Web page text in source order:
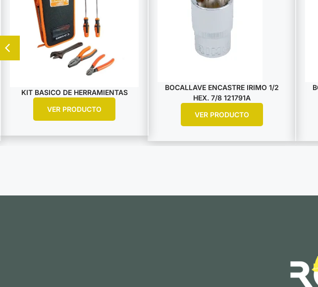
KIT BASICO DE HERRAMIENTAS
VER PRODUCTO
BOCALLAVE ENCASTRE IRIMO 1/2
HEX. 7/8 121791A
VER PRODUCTO